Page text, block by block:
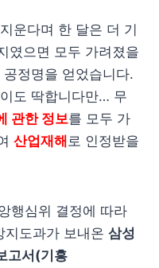
운다며 한 달은 더 기
였으면 모두 가려졌을
정명을 얻었습니다.
도 딱합니다만… 무
관한 정보를 모두 가
산업재해 로 인정받을
행심위 결정에 따라
지도과가 보내온 삼성
고서(기흥